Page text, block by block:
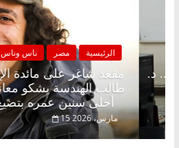
ناس وناس
وبلكونة بلا زينة رمضان.. د.
خبير اقتصادي في انتظار حلم